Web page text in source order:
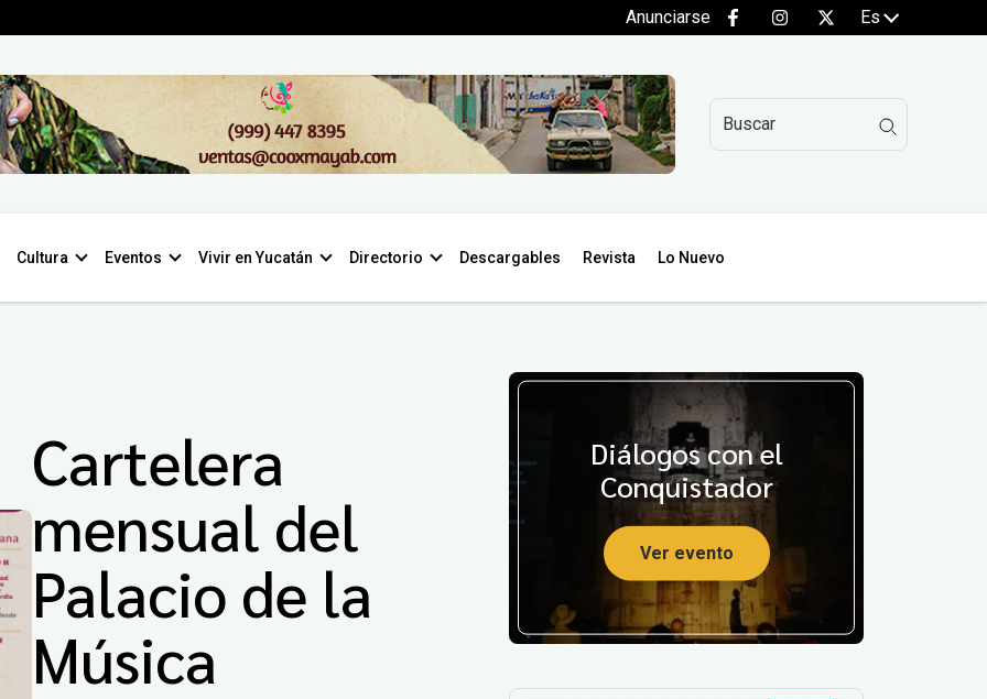
Anunciarse Es
Cultura Eventos Vivir en Yucatán Directorio Descargables Revista Lo Nuevo
Cartelera
mensual del
Palacio de la
Música
Diálogos con el
Conquistador
Ver evento